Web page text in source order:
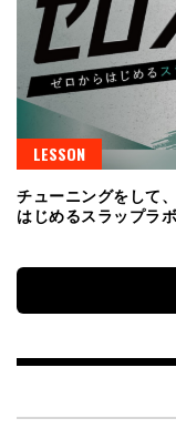
LESSON
チューニングをして
はじめるスラップラ